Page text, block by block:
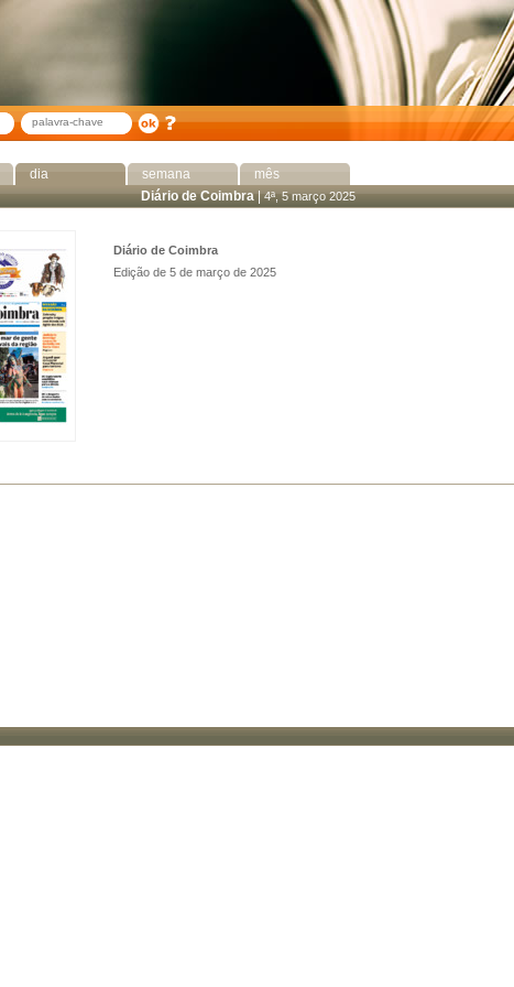
dia semana
mês
Diário de Coimbra|4ª, 5 março 2025
Diário de Coimbra
Edição de 5 de março de 2025